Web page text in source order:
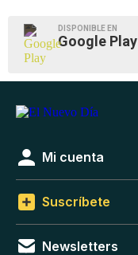
DISPONIBLE EN
Google Play
Mi cuenta
Suscríbete
Newsletters